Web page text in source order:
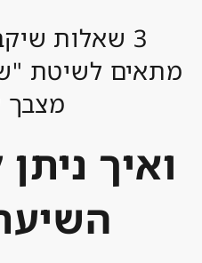
3 שאלות
מתאים לשיטת
מצבך
ואיך